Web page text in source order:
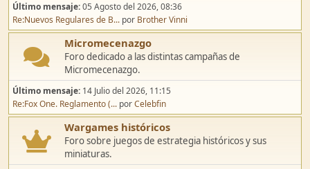
Último mensaje:05 Agosto del 2026, 08:36
Re:Nuevos Regulares de B... por Brother Vinni
Micromecenazgo
Foro dedicado a las distintas campañas de
Micromecenazgo.
Último mensaje: 14 Julio del 2026, 11:15
Re:Fox One. Reglamento (... porCelebfin
Wargames históricos
Foro sobre juegos de estrategia históricos y sus
miniaturas.